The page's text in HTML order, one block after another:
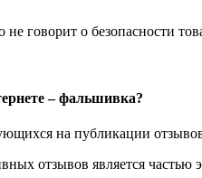
говорит о безопасности
– фальшивка?
на публикации
отзывов является